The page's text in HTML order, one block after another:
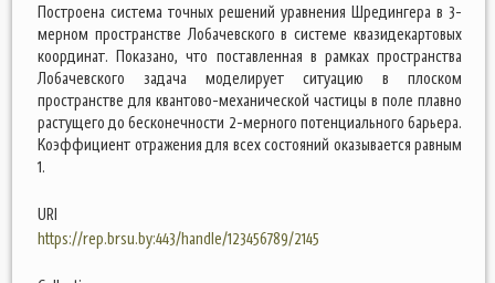
Построена система точных решений уравнения Шредингера в 3-
мерном пространстве Лобачевского в системе квазидекартовых
координат. Показано, что поставленная в рамках пространства
Лобачевского задача моделирует ситуацию в плоском
пространстве для квантово-механической частицы в поле плавно
растущего до бесконечности 2-мерного потенциального барьера.
Коэффициент отражения для всех состояний оказывается равным
1.
URI
https://rep.brsu.by:443/handle/123456789/2145